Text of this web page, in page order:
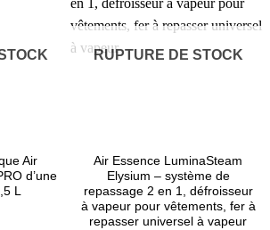
Air
d’une
L
RUPTURE DE STOCK
Air Essence LuminaSteam
Elysium – système de
repassage 2 en 1, défroisseur
à vapeur pour vêtements, fer à
repasser universel à vapeur